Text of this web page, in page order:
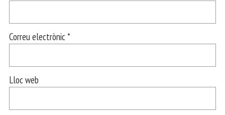
Correu electrònic *
Lloc web